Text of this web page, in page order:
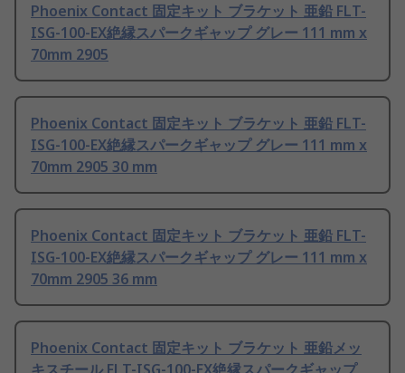
Phoenix Contact 固定キット ブラケット 亜鉛 FLT-
ISG-100-EX絶縁スパークギャップ グレー 111 mm x
70mm 2905
Phoenix Contact 固定キット ブラケット 亜鉛 FLT-
ISG-100-EX絶縁スパークギャップ グレー 111 mm x
70mm 2905 30 mm
Phoenix Contact 固定キット ブラケット 亜鉛 FLT-
ISG-100-EX絶縁スパークギャップ グレー 111 mm x
70mm 2905 36 mm
Phoenix Contact 固定キット ブラケット 亜鉛メッ